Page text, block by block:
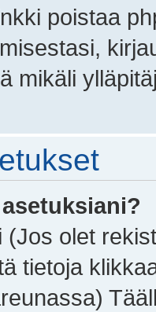
poistaa
mikäli
(Jos olet
tietoja